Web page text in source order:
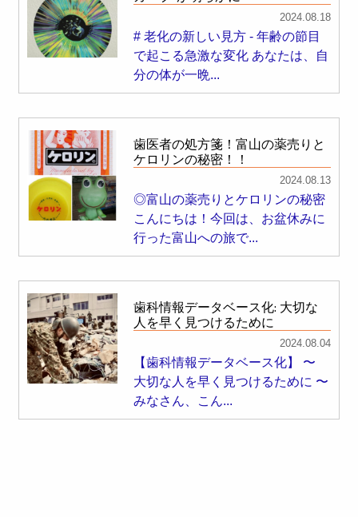
2024.08.18
# 老化の新しい見方 - 年齢の節目
で起こる急激な変化 あなたは、自
分の体が一晩...
歯医者の処方箋！富山の薬売りと
ケロリンの秘密！！
2024.08.13
◎富山の薬売りとケロリンの秘密
こんにちは！今回は、お盆休みに
行った富山への旅で...
歯科情報データベース化: 大切な
人を早く見つけるために
2024.08.04
【歯科情報データベース化】 〜
大切な人を早く見つけるために 〜
みなさん、こん...